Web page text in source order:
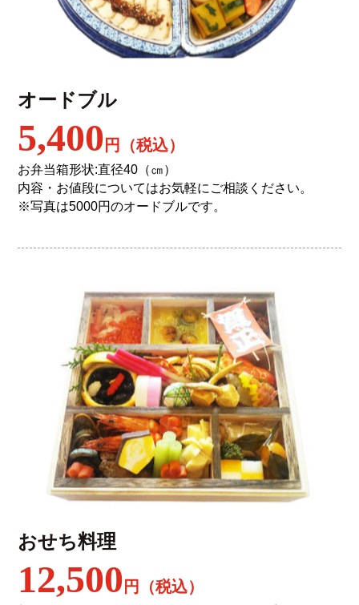
オードブル
5,400 円（税込）
お弁当箱形状:直径40（㎝）
内容・お値段についてはお気軽にご相談ください。
※写真は5000円のオードブルです。
おせち料理
12,500 円（税込）